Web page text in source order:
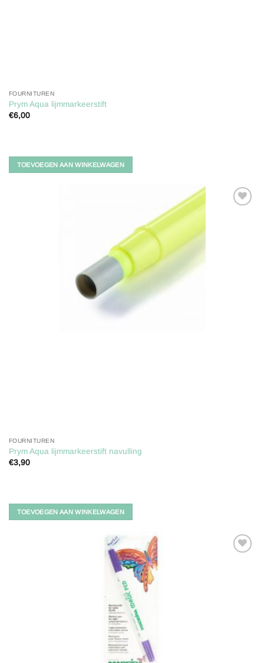
FOURNITUREN
Prym Aqua lijmmarkeerstift
€6,00
TOEVOEGEN AAN WINKELWAGEN
FOURNITUREN
Prym Aqua lijmmarkeerstift navulling
€3,90
TOEVOEGEN AAN WINKELWAGEN